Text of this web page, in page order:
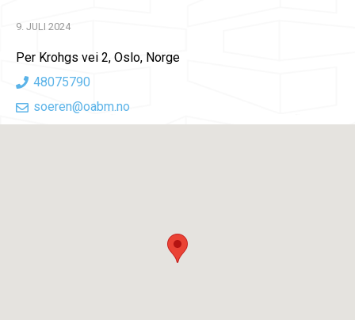
9. JULI 2024
Per Krohgs vei 2, Oslo, Norge
48075790
soeren@oabm.no